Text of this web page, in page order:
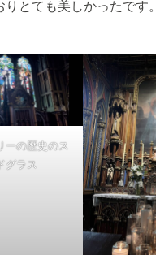
とても美しかったです。
ーの歴史のス
グラス